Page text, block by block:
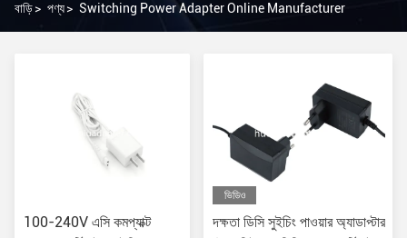
বাড়ি> পণ্য> Switching Power Adapter Online Manufacturer
100-240V এসি কমপ্যাক্ট
ভিডিও
দক্ষতা ডিসি সুইচিং পাওয়ার অ্যাডাপ্টার